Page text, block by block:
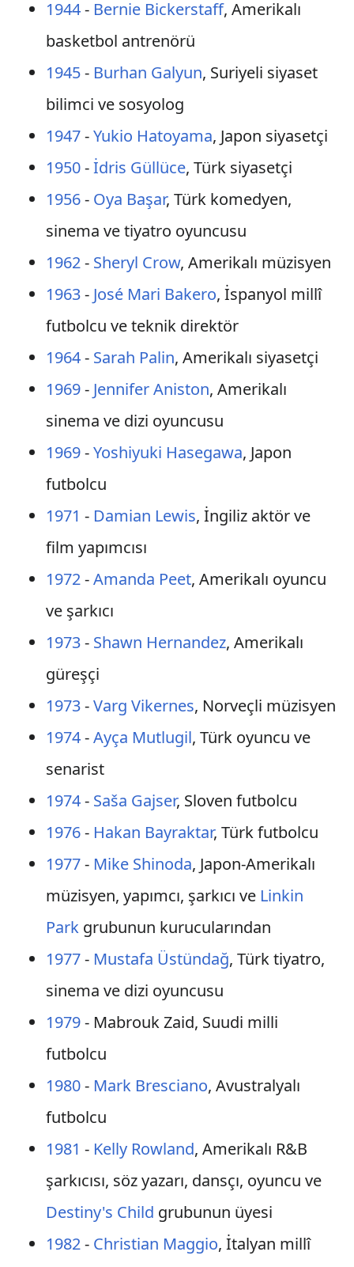
1944- Bernie Bickerstaff, Amerikalı
basketbol antrenörü
1945- Burhan Galyun, Suriyeli siyaset
bilimci ve sosyolog
1947-Yukio Hatoyama, Japon siyasetçi
1950-İdris Güllüce, Türk siyasetçi
1956- Oya Başar, Türk komedyen,
sinema ve tiyatro oyuncusu
1962- Sheryl Crow, Amerikalı müzisyen
1963- José Mari Bakero, İspanyol millî
futbolcu ve teknik direktör
1964- Sarah Palin, Amerikalı siyasetçi
1969- Jennifer Aniston, Amerikalı
sinema ve dizi oyuncusu
1969-Yoshiyuki Hasegawa, Japon
futbolcu
1971 - Damian Lewis, İngiliz aktör ve
film yapımcısı
1972-Amanda Peet, Amerikalı oyuncu
ve şarkıcı
1973- Shawn Hernandez, Amerikalı
güreşçi
1973-Varg Vikernes, Norveçli müzisyen
1974-Ayça Mutlugil, Türk oyuncu ve
senarist
1974- Saša Gajser, Sloven futbolcu
1976- Hakan Bayraktar, Türk futbolcu
1977- Mike Shinoda, Japon-Amerikalı
müzisyen, yapımcı, şarkıcı ve Linkin
Parkgrubunun kurucularından
1977- Mustafa Üstündağ, Türk tiyatro,
sinema ve dizi oyuncusu
1979- Mabrouk Zaid, Suudi milli
futbolcu
1980- Mark Bresciano, Avustralyalı
futbolcu
1981 - Kelly Rowland, Amerikalı R&B
şarkıcısı, söz yazarı, dansçı, oyuncu ve
Destiny's Child grubunun üyesi
1982- Christian Maggio, İtalyan millî